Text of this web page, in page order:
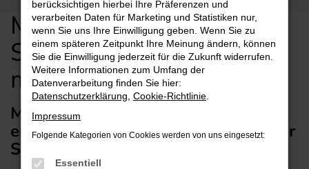
Mitsubishi Space Star für
Stuttgart günstig kaufen
mit Lieferservice
Mitsubishi Space Star –
empfehlenswert mit Lieferservice für
Stuttgart
berücksichtigen hierbei Ihre Präferenzen und
verarbeiten Daten für Marketing und Statistiken nur,
wenn Sie uns Ihre Einwilligung geben. Wenn Sie zu
einem späteren Zeitpunkt Ihre Meinung ändern, können
Sie die Einwilligung jederzeit für die Zukunft widerrufen.
Weitere Informationen zum Umfang der
Datenverarbeitung finden Sie hier:
Datenschutzerklärung Cookie-Richtlinie
Impressum
Folgende Kategorien von Cookies werden von uns eingesetzt:
Essentiell